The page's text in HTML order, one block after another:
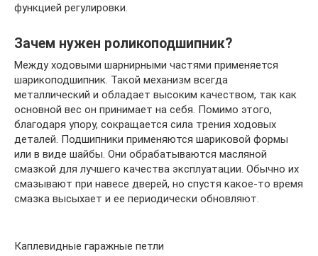
функцией регулировки.
Зачем нужен роликоподшипник?
Между ходовыми шарнирными частями применяется
шарикоподшипник. Такой механизм всегда
металлический и обладает высоким качеством, так как
основной вес он принимает на себя. Помимо этого,
благодаря упору, сокращается сила трения ходовых
деталей. Подшипники применяются шариковой формы
или в виде шайбы. Они обрабатываются масляной
смазкой для лучшего качества эксплуатации. Обычно их
смазывают при навесе дверей, но спустя какое-то время
смазка высыхает и ее периодически обновляют.
Каплевидные гаражные петли